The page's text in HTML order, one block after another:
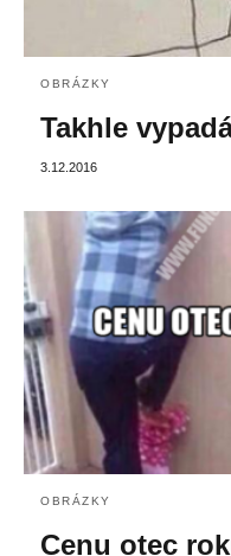
OBRÁZKY
Takhle
3.12.2016
OBRÁZKY
Cenu otec